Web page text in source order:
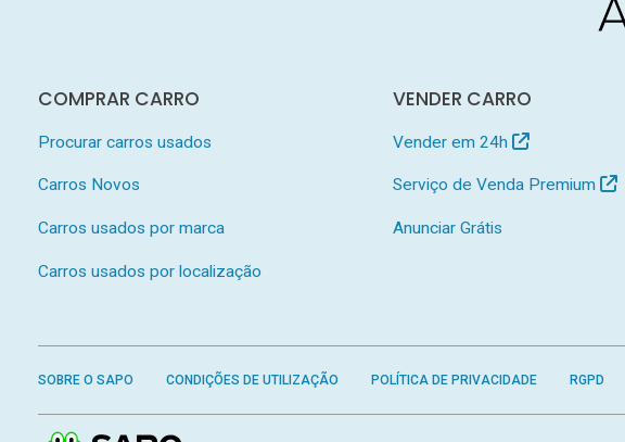
COMPRAR CARRO
Procurar carros usados
Carros Novos
Carros usados por marca
Carros usados por localização
VENDER CARRO
Vender em 24h
Serviço de Venda Premium
Anunciar Grátis
SOBRE O SAPO CONDIÇÕES DE UTILIZAÇÃO POLÍTICA DE PRIVACIDADE RGPD